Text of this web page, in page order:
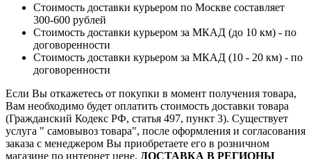
Стоимость доставки курьером по Москве составляет
300-600 рублей
Стоимость доставки курьером за МКАД (до 10 км) - по
договоренности
Стоимость доставки курьером за МКАД (10 - 20 км) - по
договоренности
Если Вы откажетесь от покупки в момент получения товара,
Вам необходимо будет оплатить стоимость доставки товара
(Гражданский Кодекс РФ, статья 497, пункт 3). Существует
услуга " самовывоз товара", после оформления и согласования
заказа с менеджером Вы приобретаете его в розничном
магазине по интернет цене. ДОСТАВКА В РЕГИОНЫ